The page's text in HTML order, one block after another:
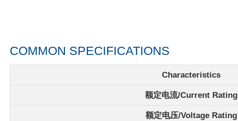
COMMON SPECIFICATIONS
Characteristics
额定电流/Current Rating
额定电压/Voltage Rating